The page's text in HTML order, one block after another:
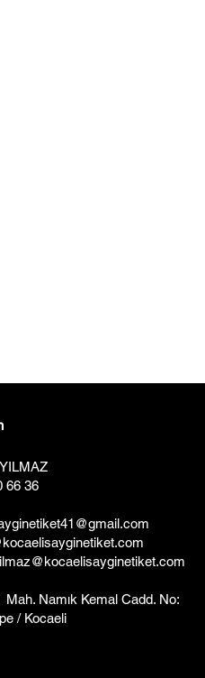
66 36
yginetiket41@gmail.com
Namık Kemal Cadd. No:
/ Kocaeli